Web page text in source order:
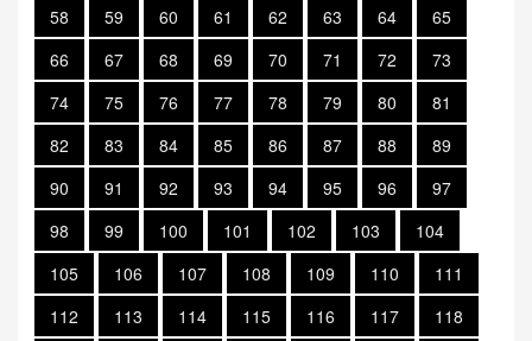
58
59 60 61 62 63 64
65
66
67 68 69 70 71 72
73
74
75 76 77 78 79 80
81
82
83 84 85 86 87 88
89
90
91 92 93 94 95 96
97
98
99 100 101 102 103
104
105
106 107 108 109 110
111
112
113 114 115 116 117
118